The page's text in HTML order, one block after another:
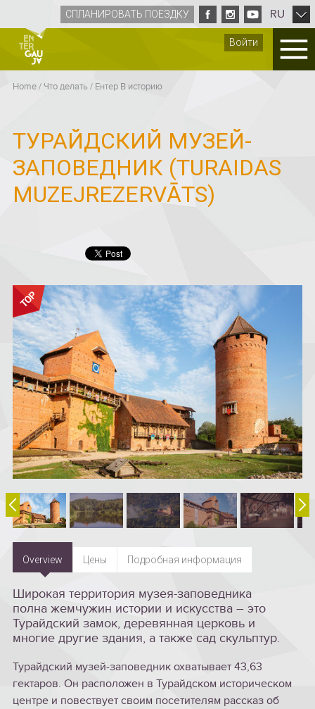
Войти
СПЛАНИРОВАТЬ ПОЕЗДКУ RU
Home/ Что делать / Ентер B историю
ТУРАЙДСКИЙ МУЗЕЙ-
ЗАПОВЕДНИК (TURAIDAS
MUZEJREZERVĀTS)
Overview Цены Подробная информация
Широкая территория музея-заповедника
полна жемчужин истории и искусства – это
Турайдский замок, деревянная церковь и
многие другие здания, а также сад скульптур.
Турайдский музей-заповедник охватывает 43,63
гектаров. Он расположен в Турайдском историческом
центре и повествует своим посетителям рассказ об